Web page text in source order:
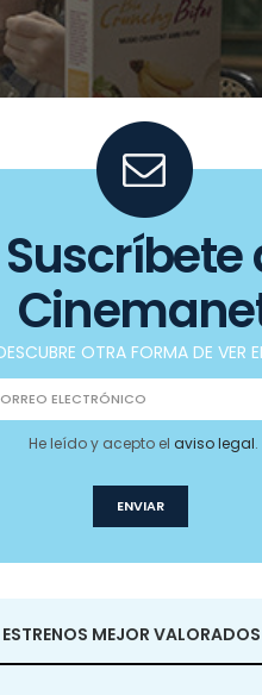
Suscríbete
OTRA FORMA DE VER
He leído y acepto elaviso legal.
MEJOR VALORADOS